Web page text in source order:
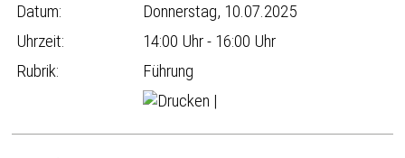
Datum:
Donnerstag, 10.07.2025
Uhrzeit:
14:00 Uhr - 16:00 Uhr
Rubrik:
Führung
|